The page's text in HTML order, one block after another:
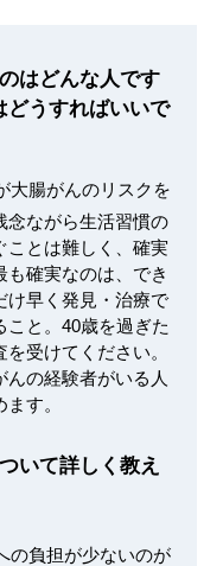
はどんな人です
どうすればいいで
大腸がんのリスクを
念ながら生活習慣の
ことは難しく、確実
確実なのは、でき
け早く発見・治療で
こと。40歳を過ぎた
受けてください。
の経験者がいる人
す。
いて詳しく教え
の負担が少ないのが